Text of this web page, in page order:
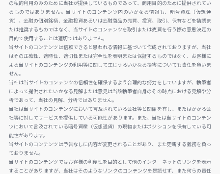
の私的利用のみのために当社が提供しているものであって、商用目的のために提供されてい
るものではありません。当サイトのコンテンツ内のいかなる情報も、暗号資産（仮想通
貨）、金融の個別銘柄、金融投資あるいは金融商品の売買、投資、取引、保有などを勧誘ま
たは推奨するものではなく、当サイトのコンテンツを取引または売買を行う際の意思決定の
目的で使用することは適切ではありません。
当サイトのコンテンツは信頼できると思われる情報に基づいて作成されておりますが、当社
はその正確性、適時性、適切性または完全性を表明または保証するものではなく、お客様に
よる当サイトのコンテンツの利用等に関して生じうるいかなる損害についても責任を負いま
せん。
当社は当サイトのコンテンツの信頼性を確保するよう合理的な努力をしていますが、執筆者
によって提供されたいかなる見解または意見は当該執筆者自身のその時点における見解や分
析であって、当社の見解、分析ではありません。
当社は当サイトのコンテンツにおいて言及されている会社等と関係を有し、またはかかる会
社等に対してサービスを提供している可能性があります。また、当社は当サイトのコンテン
ツにおいて言及されている暗号資産（仮想通貨）の現物またはポジションを保有している可
能性があります。
当サイトのコンテンツは予告なしに内容が変更されることがあり、また更新する義務を負っ
ておりません。
当サイトのコンテンツではお客様の利便性を目的として他のインターネットのリンクを表示
することがありますが、当社はそのようなリンクのコンテンツを是認せず、また何らの責任